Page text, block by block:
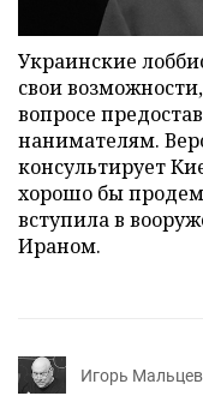
Украинские
свои
вопросе
нанимателям.
консультирует
хорошо бы
вступила в
Ираном.
Игорь Мальцев